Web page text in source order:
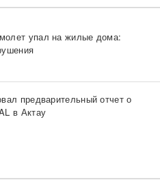
упал на жилые дома:
предварительный отчет о
в Актау